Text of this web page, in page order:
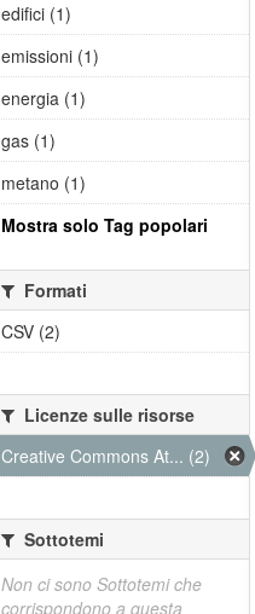
edifici (1)
emissioni (1)
energia (1)
gas (1)
metano (1)
Mostra solo Tag popolari
Formati
CSV (2)
Licenze sulle risorse
Creative Commons At... (2)
Sottotemi
Non ci sono Sottotemi che
corrispondono a questa